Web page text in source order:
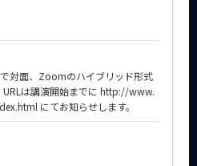
対面、Zoomのハイブリッド形式
は講演開始までに http://www.
にてお知らせします。